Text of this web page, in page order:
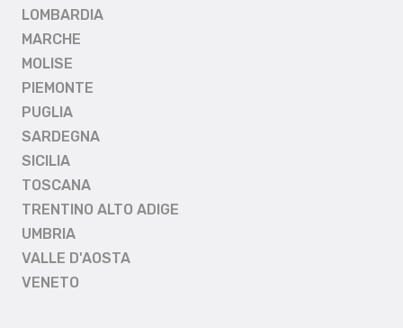
LOMBARDIA
MARCHE
MOLISE
PIEMONTE
PUGLIA
SARDEGNA
SICILIA
TOSCANA
TRENTINO ALTO ADIGE
UMBRIA
VALLE D'AOSTA
VENETO